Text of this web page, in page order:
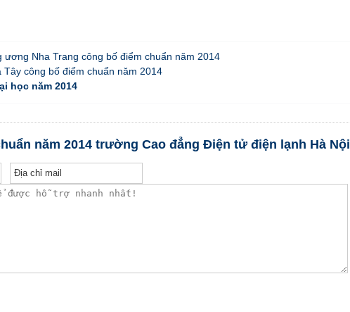
ương Nha Trang công bố điểm chuẩn năm 2014
Tây công bố điểm chuẩn năm 2014
học năm 2014
năm 2014 trường Cao đẳng Điện tử điện lạnh Hà Nội